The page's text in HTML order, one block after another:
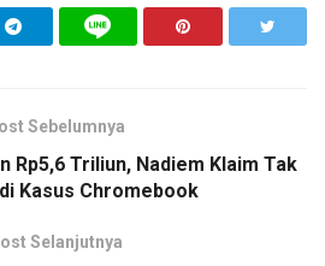
Sebelumnya
Rp5,6 Triliun, Nadiem Klaim Tak
Kasus Chromebook
Selanjutnya